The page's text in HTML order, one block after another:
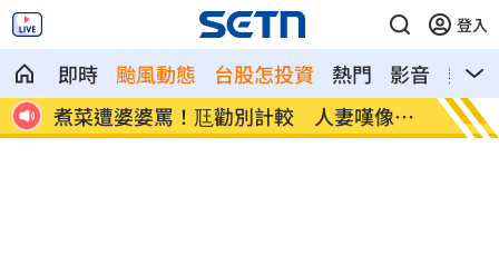
登入
即時 颱風動態 台股怎投資 熱門 影音
熱搜
台
新／白海豚近北部海面！氣象署發豪雨特
報
南電